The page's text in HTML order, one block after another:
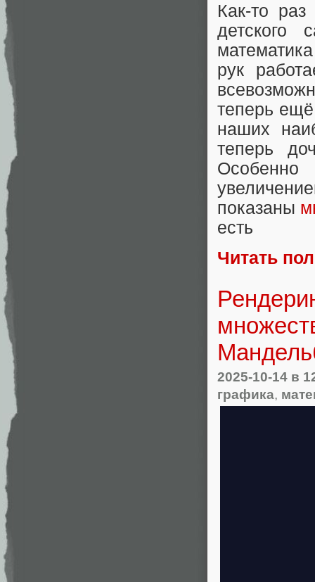
Как-то
рук
теперь
наших
теперь
Особенно
показаны
есть
Читать
2025-10-14 в
графика,